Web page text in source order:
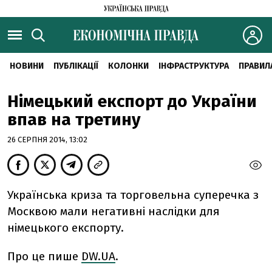
НОВИНИ ПУБЛІКАЦІЇ КОЛОНКИ ІНФРАСТРУКТУРА
Німецький експорт до України
впав на третину
26 СЕРПНЯ 2014, 13:02
Українська криза та торговельна суперечка з
Москвою мали негативні наслідки для
німецького експорту.
Про це пише DW.UA.